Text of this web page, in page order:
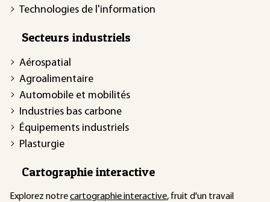
Technologies de l'information
Secteurs industriels
Aérospatial
Agroalimentaire
Automobile et mobilités
Industries bas carbone
Équipements industriels
Plasturgie
Cartographie interactive
Explorez notrecartographie interactive, fruit d'un travail